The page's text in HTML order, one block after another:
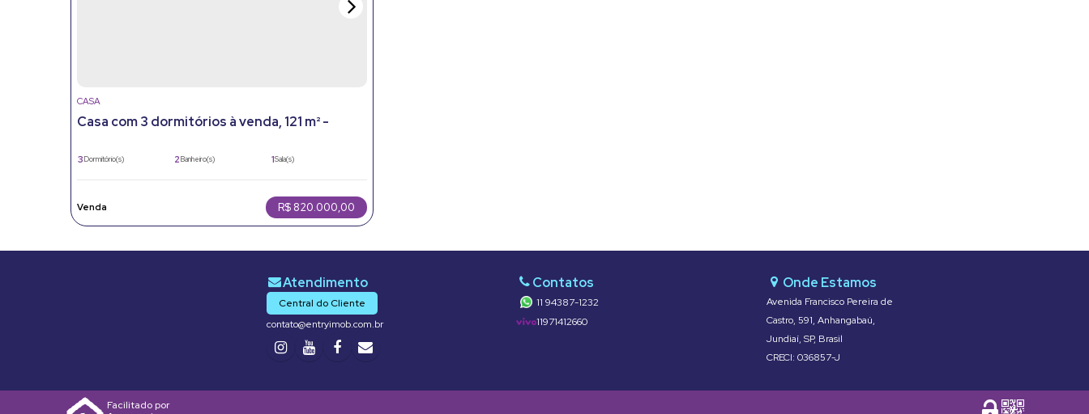
Casa com 3 dormitórios à venda, 121 m² -
CASA
R$ 820.000,00
3Dormitório(s) 2Banheiro(s) 1Sala(s)
Central do Cliente
contato@entryimob.com.br
11 94387-1232
11971412660
Avenida Francisco Pereira de
Castro, 591, Anhangabaú,
Jundiaí, SP, Brasil
CRECI: 036857-J